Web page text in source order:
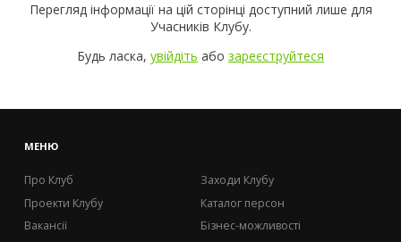
Перегляд інформації на цій сторінці доступний лише для
Учасників Клубу.
Будь ласка, увійдіть або зареєструйтеся
МЕНЮ
Про Клуб
Проекти Клубу
Вакансії
Заходи Клубу
Каталог персон
Бізнес-можливості